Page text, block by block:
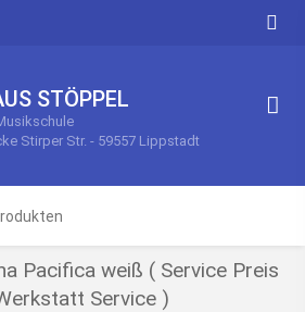
STÖPPEL
Stirper Str. - 59557 Lippstadt
Pacifica weiß ( Service Preis
Service )